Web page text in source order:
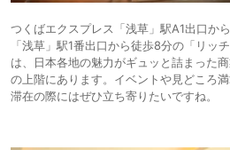
つくばエクスプレス「浅草」駅A1出口か
「浅草」駅1番出口から徒歩8分の「リッ
は、日本各地の魅力がギュッと詰まった
の上階にあります。イベントや見どころ
滞在の際にはぜひ立ち寄りたいですね。